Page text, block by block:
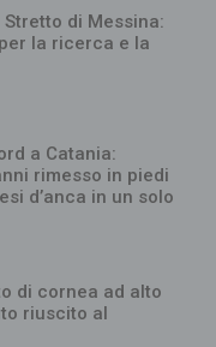
di Messina:
la ricerca e la
a Catania:
rimesso in piedi
d’anca in un solo
di cornea ad alto
riuscito al